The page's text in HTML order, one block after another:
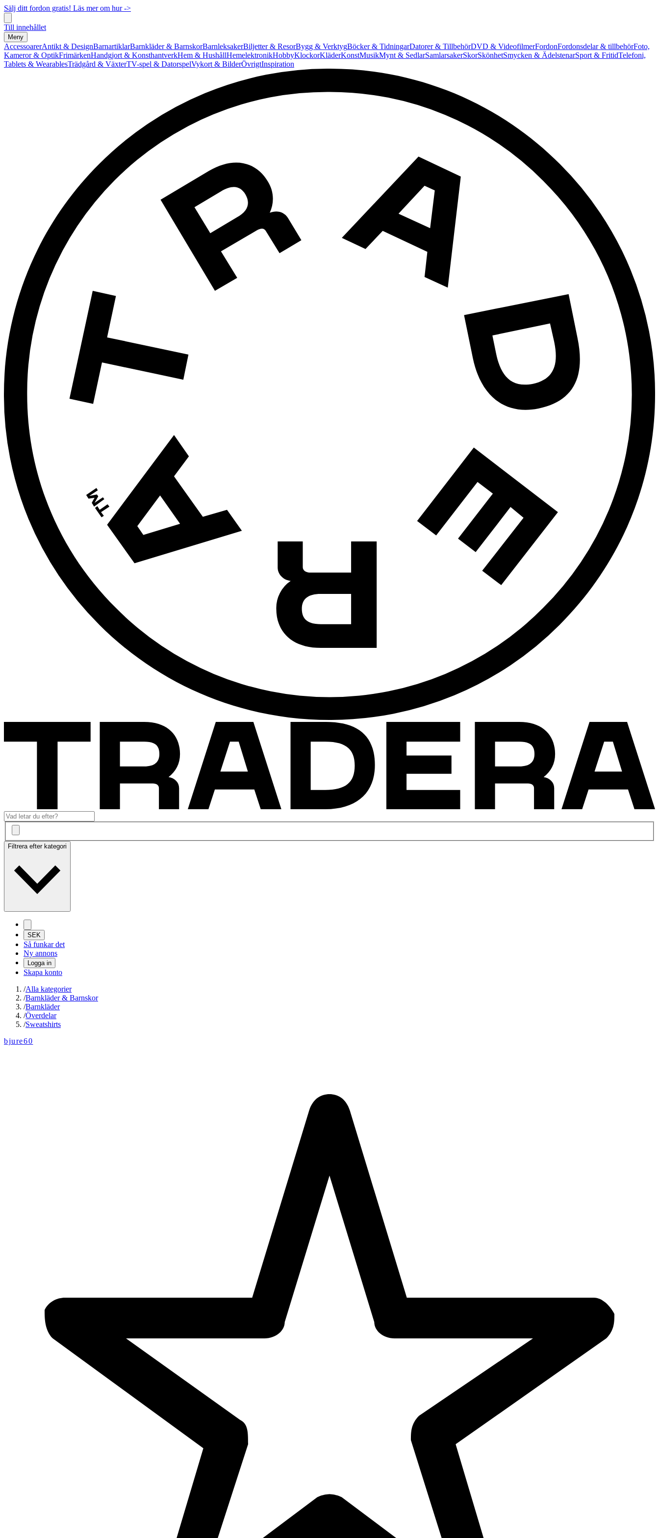
Sälj ditt fordon gratis! Läs mer om hur ->
Till innehållet
Meny
AccessoarerAntikt & DesignBarnartiklarBarnkläder & BarnskorBarnleksakerBiljetter & ResorBygg & VerktygBöcker & TidningarDatorer & TillbehörDVD & VideofilmerFordonFordonsdelar & tillbehörFoto,
Kameror & OptikFrimärkenHandgjort & KonsthantverkHem & HushållHemelektronikHobbyKlockorKläderKonstMusikMynt & SedlarSamlarsakerSkorSkönhetSmycken & ÄdelstenarSport & FritidTelefoni,
Tablets & WearablesTrädgård & VäxterTV-spel & DatorspelVykort & BilderÖvrigtInspiration
Filtrera efter kategori
SEK
Så funkar det
Ny annons
Logga in
Skapa konto
/Alla kategorier
/Barnkläder & Barnskor
/Barnkläder
/Överdelar
/Sweatshirts
bjure60